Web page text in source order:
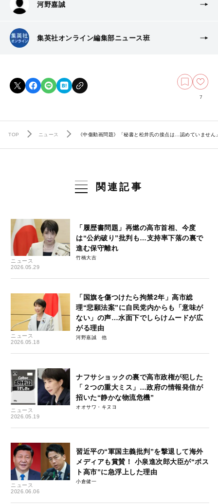
河野嘉誠
集英社オンライン編集部ニュース班
7
TOP ニュース 《中傷動画問題》「秘書と松井氏の接点は…認めていませ
関連記事
ニュース
2026.05.29
「履歴書問題」再燃の高市首相、今度
は“公約破り”批判も…支持率下落の裏で
進む保守離れ
竹橋大吉
ニュース
2026.05.18
「国旗を傷つけたら拘禁2年」高市総
理“悲願法案”に自民党内からも「意味が
ない」の声…水面下でしらけムードが広
がる理由
河野嘉誠
ニュース
2026.05.19
ナフサショックの裏で高市政権が犯した
「２つの重大ミス」…政府の情報発信が
招いた“静かな物流危機”
オオサワ・キヌヨ
ニュース
2026.06.06
習近平の“軍国主義批判”を撃退して海外
メディアも賞賛！ 小泉進次郎大臣が“ポス
ト高市”に急浮上した理由
小倉健一